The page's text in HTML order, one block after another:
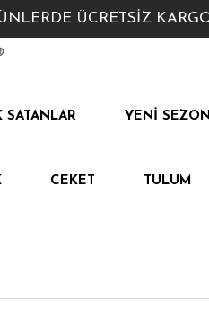
ÜCRETSİZ
SATANLAR YENI SEZON
CEKET TULUM